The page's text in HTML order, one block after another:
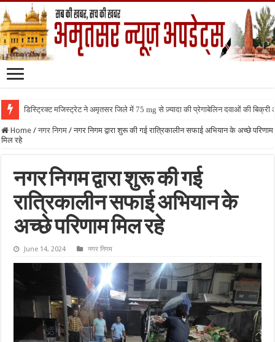
डिस्ट्रिक्ट मजिस्ट्रेट ने अमृतसर जिले में 75 mg से ज़्यादा की प्रेगाबेलिन दवाओं की
Home / नगर निगम / नगर निगम द्वारा शुरू की गई रात्रिकालीन सफाई अभियान के अच्छे परिणाम
मिल रहे
नगर निगम द्वारा शुरू की गई
रात्रिकालीन सफाई अभियान के
अच्छे परिणाम मिल रहे
June 14, 2024 नगर निगम